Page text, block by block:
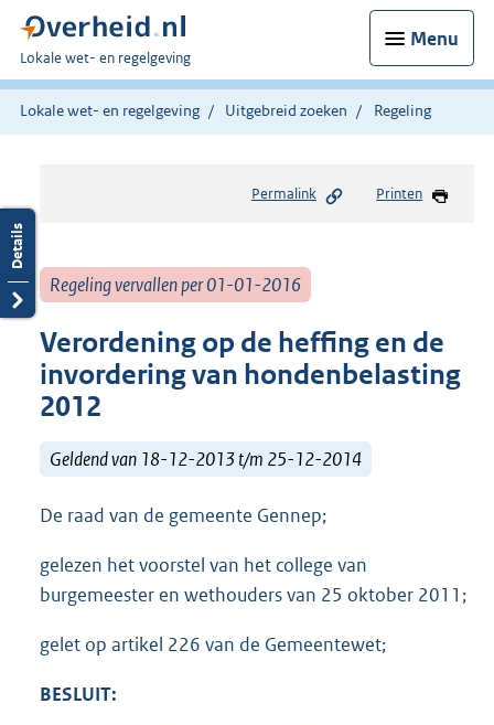
Menu
U
bent
hier:
Lokale wet- en regelgeving
Lokale wet- en regelgeving Uitgebreid zoeken Regeling
Permalink Printen
Regeling vervallen per 01-01-2016
Verordening op de heffing en de
invordering van hondenbelasting
2012
Geldend van 18-12-2013 t/m 25-12-2014
De raad van de gemeente Gennep;
gelezen het voorstel van het college van
burgemeester en wethouders van 25 oktober 2011;
gelet op artikel 226 van de Gemeentewet;
BESLUIT: